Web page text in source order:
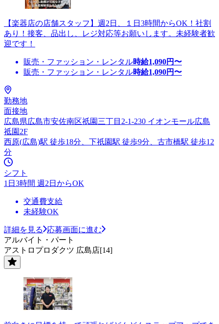
【楽器店の店舗スタッフ】週2日、１日3時間からOK！社割
あり！接客、品出し、レジ対応等お願いします。未経験者歓
迎です！
販売・ファッション・レンタル時給1,090円〜
販売・ファッション・レンタル時給1,090円〜
勤務地
面接地
広島県広島市安佐南区祇園三丁目2-1-230 イオンモール広島
祗園2F
西原(広島)駅 徒歩18分、下祇園駅 徒歩9分、古市橋駅 徒歩12
分
シフト
1日3時間 週2日からOK
交通費支給
未経験OK
詳細を見る
応募画面に進む
アルバイト・パート
アストロプロダクツ 広島店[14]